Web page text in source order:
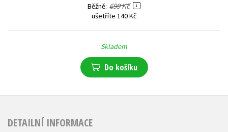
Běžně 699 Kč
ušetříte 140 Kč
Skladem
Do košíku
DETAILNÍ INFORMACE